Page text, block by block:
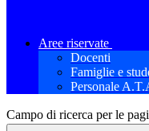
Aree riservate
Docenti
Famiglie e
Personale
Campo di ricerca per le